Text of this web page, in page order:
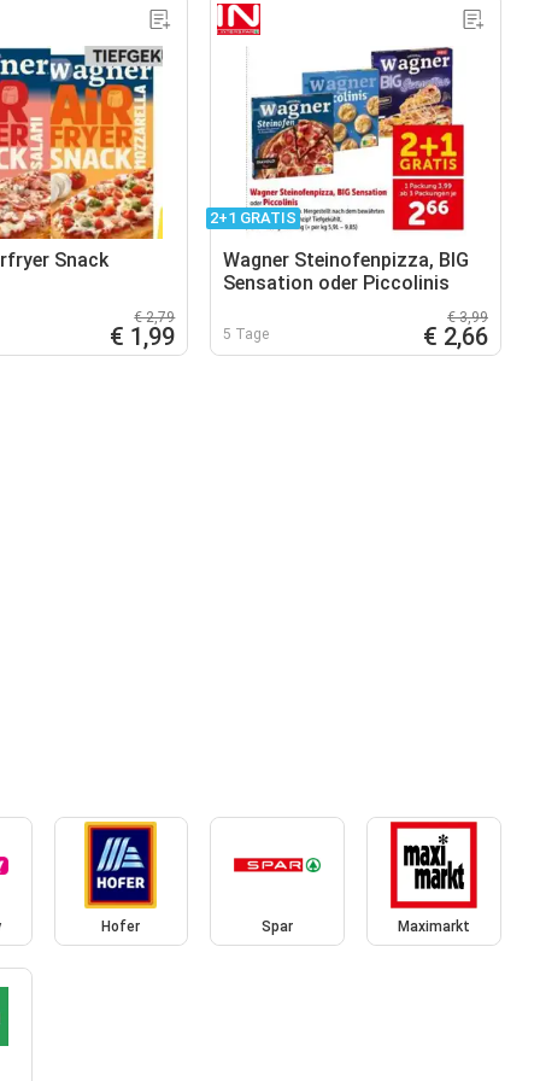
Snack
€ 2,79
€ 1,99
2+1 GRATIS
Wagner Steinofenpizza, BIG
Sensation oder Piccolinis
5 Tage
€ 3,99
€ 2,66
Hofer Spar Maximarkt